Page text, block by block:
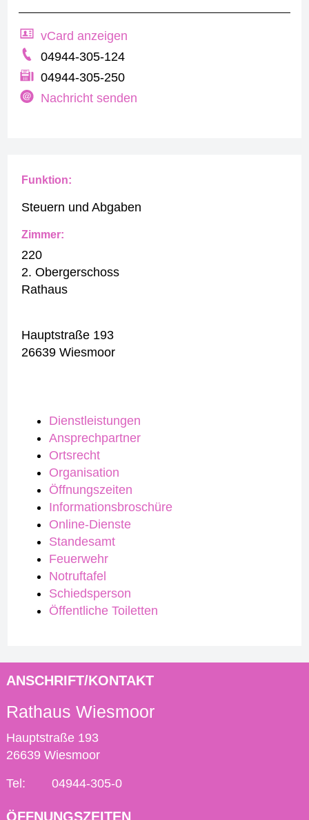
vCard anzeigen
04944-305-124
04944-305-250
Nachricht senden
Dienstleistungen
Ansprechpartner
Ortsrecht
Organisation
Öffnungszeiten
Informationsbroschüre
Online-Dienste
Standesamt
Feuerwehr
Notruftafel
Schiedsperson
Öffentliche Toiletten
Funktion:
Steuern und Abgaben
Zimmer:
220
2. Obergerschoss
Rathaus
Hauptstraße 193
26639 Wiesmoor
ANSCHRIFT/KONTAKT
Rathaus Wiesmoor
Hauptstraße 193
26639 Wiesmoor
Tel: 04944-305-0
ÖFFNUNGSZEITEN